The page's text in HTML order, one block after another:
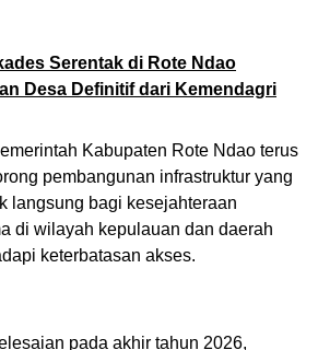
Serentak di Rote Ndao
Desa Definitif dari Kemendagri
Kabupaten Rote Ndao terus
pembangunan infrastruktur yang
langsung bagi kesejahteraan
di wilayah kepulauan dan daerah
keterbatasan akses.
pada akhir tahun 2026,